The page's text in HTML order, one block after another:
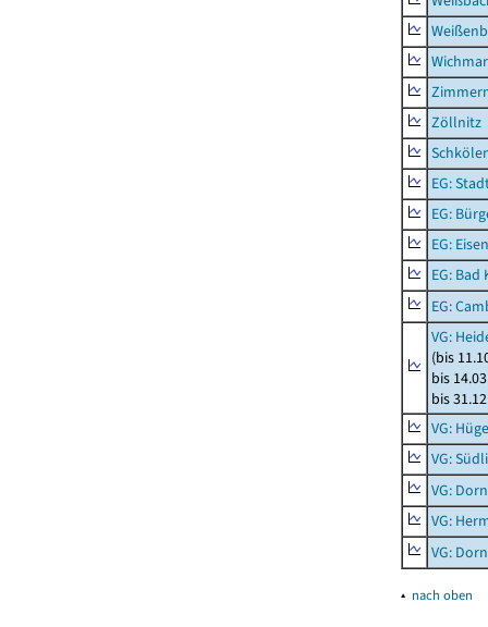
Wichmar
Zöllnitz
EG:
EG:
EG:
EG:
EG:
VG:
(bis
bis
bis
VG:
VG:
VG:
VG:
VG:
▴ nach oben